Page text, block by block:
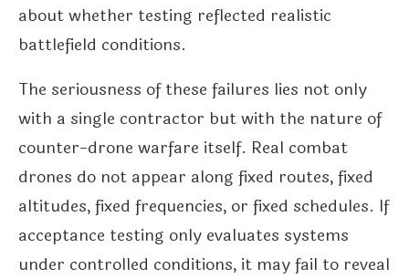
about whether testing reflected realistic
battlefield conditions.
The seriousness of these failures lies not only
with a single contractor but with the nature of
counter-drone warfare itself. Real combat
drones do not appear along fixed routes, fixed
altitudes, fixed frequencies, or fixed schedules. If
acceptance testing only evaluates systems
under controlled conditions, it may fail to reveal